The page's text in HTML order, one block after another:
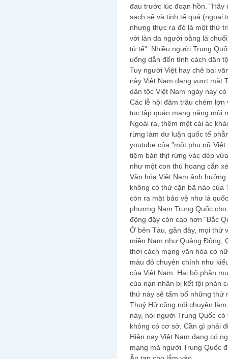
đau trước lúc đoạn hồn. "Hãy
sạch sẽ và tinh tế quá (ngoại
nhưng thực ra đó là một thứ
với làn da người bằng lá
tử tế". Nhiều người Trung
uống dẫn đến tính cách dân
Tuy người Việt hay chê bai
này Việt Nam đang vượt mặt
dân tộc Việt Nam ngày nay
Các lễ hội đâm trâu chém
tục tập quán mang nặng mùi
Ngoài ra, thêm một cái ác
rừng làm dư luận quốc tế
youtube của "một phụ nữ
tiệm bán thịt rừng vác dép
như một con thú hoang cắn
Văn hóa Việt Nam ảnh
không có thứ cặn bã nào của
còn ra mặt bảo vệ như là
phương Nam Trung Quốc
động đậy còn cao hơn "Bắc
Ở bên Tàu, gần đây, mọi thứ
miền Nam như Quảng Đông,
thời cách mạng văn hóa có
màu đỏ chuyên chính như
của Việt Nam. Hai bộ phận
của nạn nhân bị kết tội phản
thứ này sẽ tẩm bổ những thứ
Thuỷ Hử cũng nói chuyện
này, nói người Trung Quốc
không có cơ sở. Cần gì phải
Hiện nay Việt Nam đang có
mạng mà người Trung Quốc